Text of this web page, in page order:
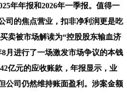
年年报和2026年一季报。值得一
司的焦点营业，扣非净利润更是吃
卖被市场解读为“控股股东输血济
月进行了一场激发市场争议的本钱
亿元的应收账款，年报显示，业
公司仍然维持账面盈利。涉案金额